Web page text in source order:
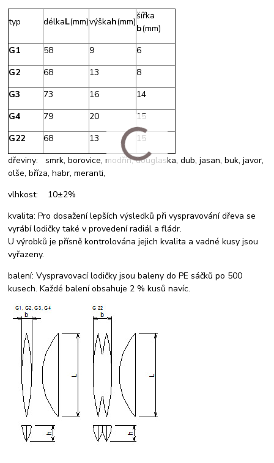
typ délkaL(mm)výškah(mm)
šířka
b(mm)
G1
58 9
6
G2
68 13
8
G3
73 16
14
G4
79 20
15
G22
68 13
15
dřeviny: smrk, borovice, modřín, douglaska, dub, jasan, buk, javor,
olše, bříza, habr, meranti,
vlhkost: 10±2%
kvalita: Pro dosažení lepších výsledků při vyspravování dřeva se
vyrábí lodičky také v provedení radiál a fládr.
U výrobků je přísně kontrolována jejich kvalita a vadné kusy jsou
vyřazeny.
balení: Vyspravovací lodičky jsou baleny do PE sáčků po 500
kusech. Každé balení obsahuje 2 % kusů navíc.